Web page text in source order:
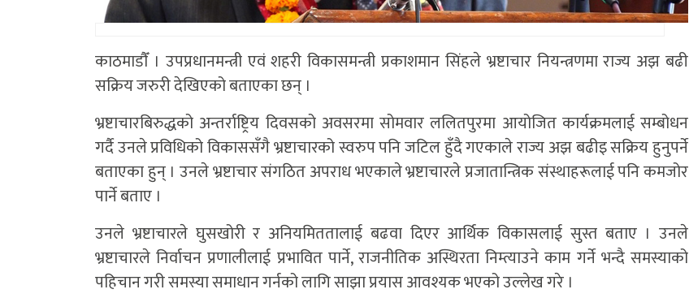
काठमाडाैँ । उपप्रधानमन्त्री एवं शहरी विकासमन्त्री प्रकाशमान सिंहले भ्रष्टाचार नियन्त्रणमा राज्य अझ बढी
सक्रिय जरुरी देखिएको बताएका छन् ।
भ्रष्टाचारबिरुद्धको अन्तर्राष्ट्रिय दिवसको अवसरमा सोमवार ललितपुरमा आयोजित कार्यक्रमलाई सम्बोधन
गर्दै उनले प्रविधिको विकाससँगै भ्रष्टाचारको स्वरुप पनि जटिल हुँदै गएकाले राज्य अझ बढीइ सक्रिय हुनुपर्ने
बताएका हुन् । उनले भ्रष्टाचार संगठित अपराध भएकाले भ्रष्टाचारले प्रजातान्त्रिक संस्थाहरूलाई पनि कमजोर
पार्ने बताए ।
उनले भ्रष्टाचारले घुसखोरी र अनियमिततालाई बढवा दिएर आर्थिक विकासलाई सुस्त बताए । उनले
भ्रष्टाचारले निर्वाचन प्रणालीलाई प्रभावित पार्ने, राजनीतिक अस्थिरता निम्त्याउने काम गर्ने भन्दै समस्याको
पहिचान गरी समस्या समाधान गर्नको लागि साझा प्रयास आवश्यक भएको उल्लेख गरे ।